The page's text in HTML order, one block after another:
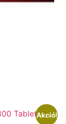
Akció!